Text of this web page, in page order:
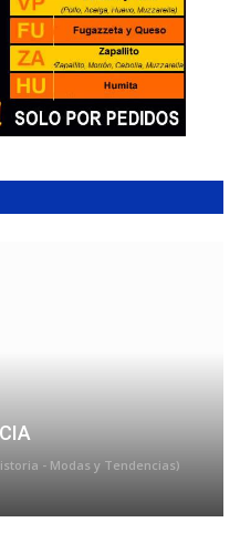
- Modas y Tendencias)